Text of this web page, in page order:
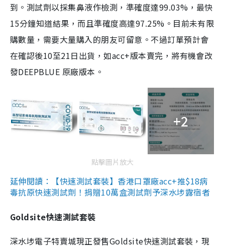
到。測試劑以採集鼻液作檢測，準確度達99.03%，最快
15分鐘知道結果，而且準確度高達97.25%。目前未有限
購數量，需要大量購入的朋友可留意。不過訂單預計會
在確認後10至21日出貨，如acc+版本賣完，將有機會改
發DEEPBLUE 原廠版本。
+2
點擊圖片放大
延伸閱讀：【快速測試套裝】香港口罩廠acc+推$18病
毒抗原快速測試劑！捐贈10萬盒測試劑予深水埗露宿者
Goldsite快速測試套裝
深水埗電子特賣城現正發售Goldsite快速測試套裝，現